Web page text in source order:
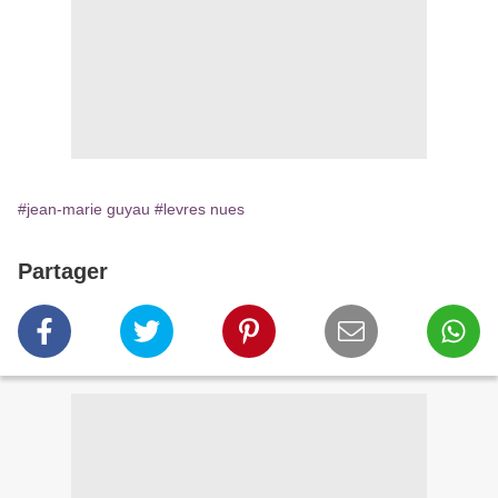
#jean-marie guyau #levres nues
Partager